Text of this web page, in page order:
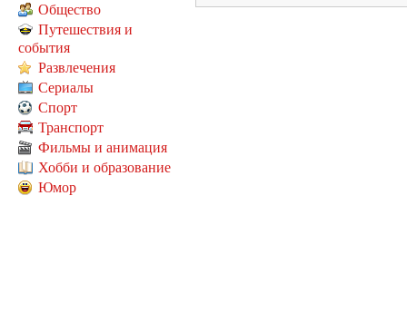
Общество
Путешествия и
события
Развлечения
Сериалы
Спорт
Транспорт
Фильмы и анимация
Хобби и образование
Юмор